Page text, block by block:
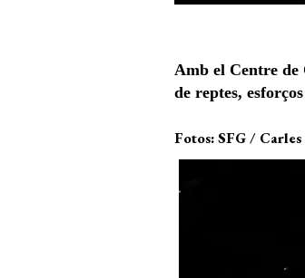
Amb el Centre de
de reptes,
Fotos:SFG / Carles